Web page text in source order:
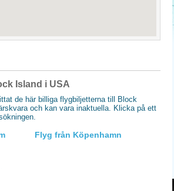
Island i USA
de här billiga flygbiljetterna till Block
och kan vara inaktuella. Klicka på ett
Flyg från Köpenhamn